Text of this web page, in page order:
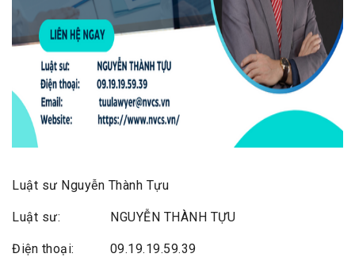
Luật sư Nguyễn Thành Tựu
Luật sư: NGUYỄN THÀNH TỰU
Điện thoại: 09.19.19.59.39